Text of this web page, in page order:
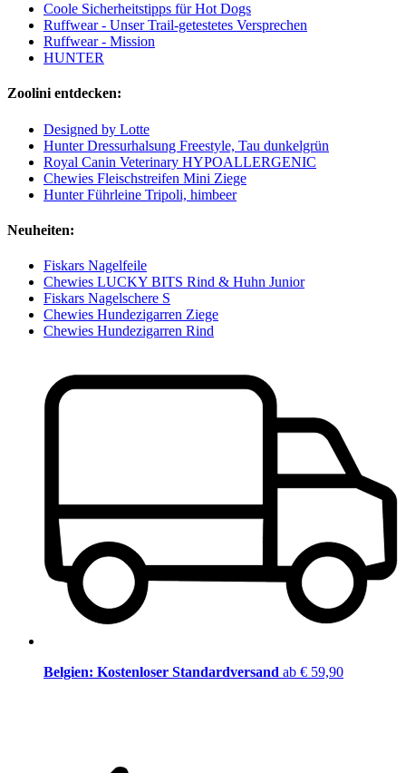
Coole Sicherheitstipps für Hot Dogs
Ruffwear - Unser Trail-getestetes Versprechen
Ruffwear - Mission
HUNTER
Zoolini entdecken:
Designed by Lotte
Hunter Dressurhalsung Freestyle, Tau dunkelgrün
Royal Canin Veterinary HYPOALLERGENIC
Chewies Fleischstreifen Mini Ziege
Hunter Führleine Tripoli, himbeer
Neuheiten:
Fiskars Nagelfeile
Chewies LUCKY BITS Rind & Huhn Junior
Fiskars Nagelschere S
Chewies Hundezigarren Ziege
Chewies Hundezigarren Rind
Belgien: Kostenloser Standardversand ab € 59,90